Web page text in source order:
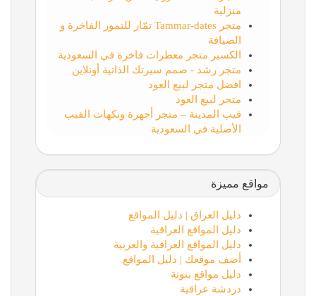
منزلية
متجر Tammar-dates تمّار للتمور الفاخرة و
الضيافة
الكسير متجر معطرات فاخرة في السعودية
متجر رشد - صمم سيرتك الذاتية أونلاين
افضل متجر لبيع العود
متجر لبيع العود
فيب المدينة – متجر أجهزة ونكهات الفيب
الأصلية في السعودية
مواقع مميزة
دليل العراق | دليل المواقع
دليل المواقع العراقية
دليل المواقع العراقية والعربية
أضف موقعك | دليل المواقع
دليل مواقع بنوتة
دردشة عراقية